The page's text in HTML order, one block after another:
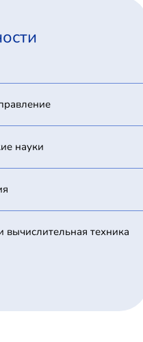
науки
техника